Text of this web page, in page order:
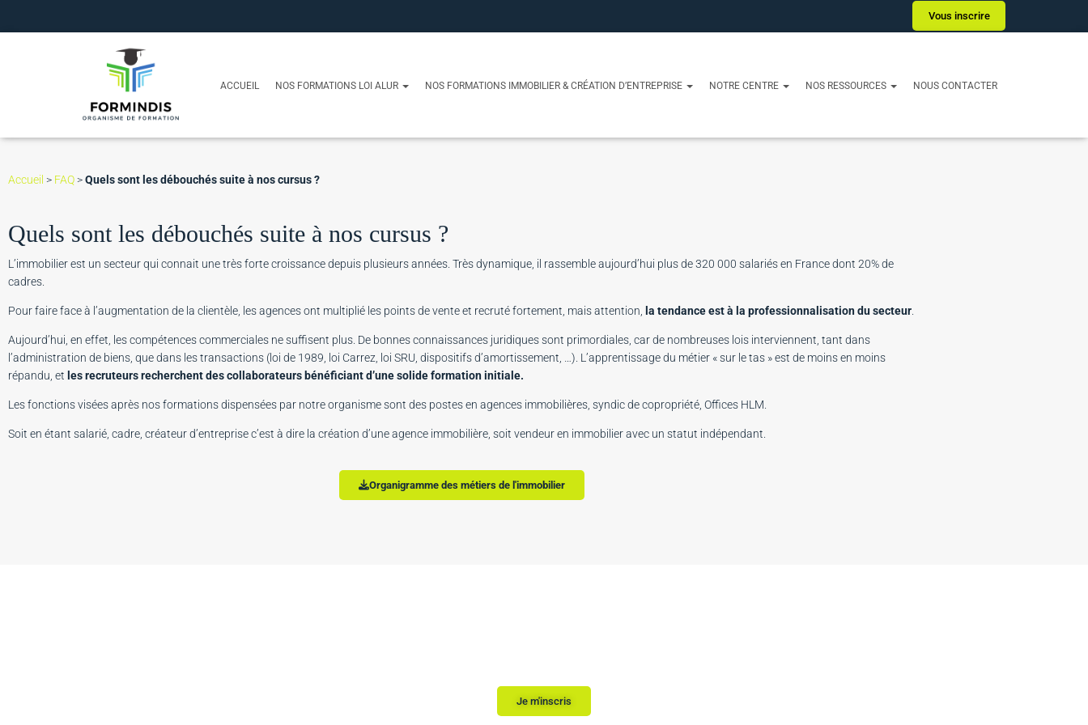
Vous inscrire
ACCUEIL NOS FORMATIONS LOI ALUR NOS FORMATIONS IMMOBILIER & CRÉATION D’ENTREPRISE NOTRE CENTRE NOS RESSOURCES NOUS CONTACTER
Accueil > FAQ>Quels sont les débouchés suite à nos cursus ?
Quels sont les débouchés suite à nos cursus ?
L’immobilier est un secteur qui connait une très forte croissance depuis plusieurs années. Très dynamique, il rassemble aujourd’hui plus de 320 000 salariés en France dont 20% de
cadres.
Pour faire face à l’augmentation de la clientèle, les agences ont multiplié les points de vente et recruté fortement, mais attention, la tendance est à la professionnalisation du secteur
Aujourd’hui, en effet, les compétences commerciales ne suffisent plus. De bonnes connaissances juridiques sont primordiales, car de nombreuses lois interviennent, tant dans
l’administration de biens, que dans les transactions (loi de 1989, loi Carrez, loi SRU, dispositifs d’amortissement, …). L’apprentissage du métier « sur le tas » est de moins en moins
répandu, et les recruteurs recherchent des collaborateurs bénéficiant d’une solide formation initiale.
Les fonctions visées après nos formations dispensées par notre organisme sont des postes en agences immobilières, syndic de copropriété, Offices HLM.
Soit en étant salarié, cadre, créateur d’entreprise c’est à dire la création d’une agence immobilière, soit vendeur en immobilier avec un statut indépendant.
Organigramme des métiers de l'immobilier
Je m'inscris